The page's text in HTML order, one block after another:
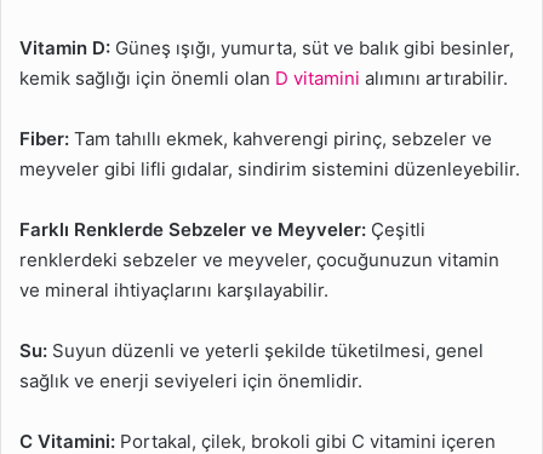
Vitamin D: Güneş ışığı, yumurta, süt ve balık gibi besinler,
kemik sağlığı için önemli olan D vitamini alımını artırabilir.
Fiber: Tam tahıllı ekmek, kahverengi pirinç, sebzeler ve
meyveler gibi lifli gıdalar, sindirim sistemini düzenleyebilir.
Farklı Renklerde Sebzeler ve Meyveler: Çeşitli
renklerdeki sebzeler ve meyveler, çocuğunuzun vitamin
ve mineral ihtiyaçlarını karşılayabilir.
Su: Suyun düzenli ve yeterli şekilde tüketilmesi, genel
sağlık ve enerji seviyeleri için önemlidir.
C Vitamini: Portakal, çilek, brokoli gibi C vitamini içeren